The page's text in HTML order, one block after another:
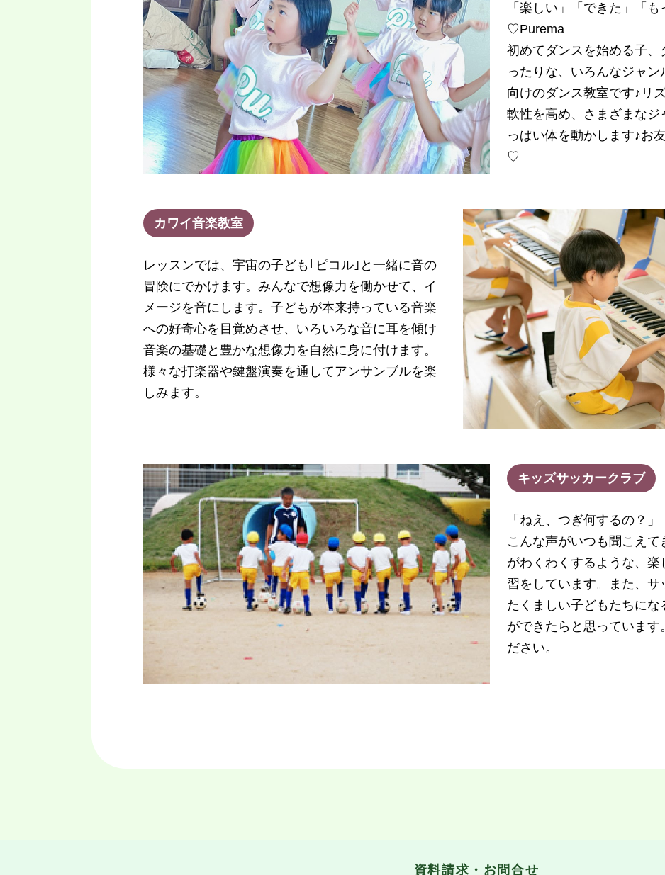
「楽しい」「できた」「
♡Purema
初めてダンスを始める子
ったりな、いろんなジャ
向けのダンス教室です♪リ
軟性を高め、さまざまな
っぱい体を動かします♪お
♡
カワイ音楽教室
レッスンでは、宇宙の子ども｢ピコル｣と一緒に音の
冒険にでかけます。みんなで想像力を働かせて、イ
メージを音にします。子どもが本来持っている音楽
への好奇心を目覚めさせ、いろいろな音に耳を傾け
音楽の基礎と豊かな想像力を自然に身に付けます。
様々な打楽器や鍵盤演奏を通してアンサンブルを楽
しみます。
キッズサッカークラブ
「ねえ、つぎ何するの？
こんな声がいつも聞こえ
がわくわくするような、
習をしています。また、サ
たくましい子どもたちに
ができたらと思っています
ださい。
資料請求・お問合せ